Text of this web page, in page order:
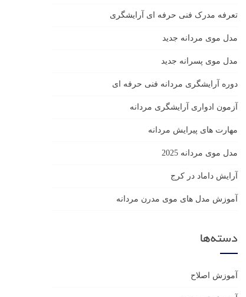
تعرفه مدرک فنی حرفه ای آرایشگری
مدل موی مردانه جدید
مدل موی پسرانه جدید
دوره آرایشگری مردانه فنی حرفه ای
آزمون ادواری آرایشگری مردانه
مهارت های پیرایش مردانه
مدل موی مردانه 2025
آرایش داماد در کرج
آموزش مدل های موی مدرن مردانه
دسته‌ها
آموزش اصلاح